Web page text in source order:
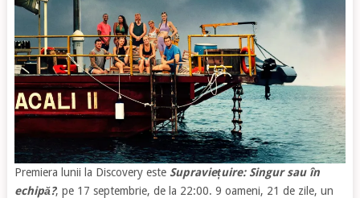
Premiera lunii la Discovery este Supraviețuire: Singur sau în
echipă?, pe 17 septembrie, de la 22:00. 9 oameni, 21 de zile, un